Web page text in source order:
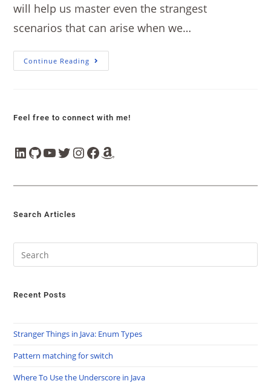
will help us master even the strangest
scenarios that can arise when we…
Continue Reading
Feel free to connect with me!
Search Articles
Recent Posts
Stranger Things in Java: Enum Types
Pattern matching for switch
Where To Use the Underscore in Java